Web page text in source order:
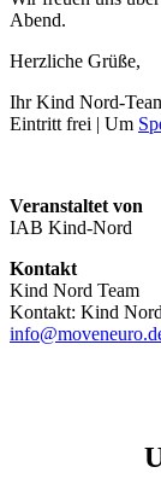
Abend.
Herzliche Grüße,
Ihr Kind Nord-
Eintritt frei | Um
Veranstaltet von
IAB Kind-Nord
Kontakt
Kind Nord Team
Kontakt: Kind